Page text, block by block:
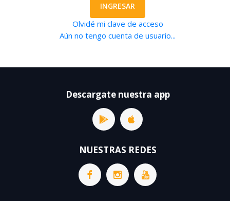
INGRESAR
Olvidé mi clave de acceso
Aún no tengo cuenta de usuario...
Descargate nuestra app
NUESTRAS REDES